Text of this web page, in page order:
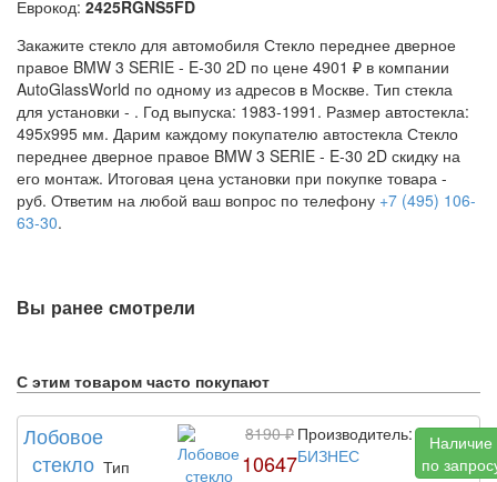
Еврокод: 2425RGNS5FD
Закажите стекло для автомобиля Стекло переднее дверное
правое BMW 3 SERIE - E-30 2D по цене 4901 ₽ в компании
AutoGlassWorld по одному из адресов в Москве. Тип стекла
для установки - . Год выпуска: 1983-1991. Размер автостекла:
495x995 мм. Дарим каждому покупателю автостекла Стекло
переднее дверное правое BMW 3 SERIE - E-30 2D скидку на
его монтаж. Итоговая цена установки при покупке товара -
руб. Ответим на любой ваш вопрос по телефону +7 (495) 106-
63-30.
Вы ранее смотрели
С этим товаром часто покупают
Лобовое
стекло Тип
8190 ₽
10647
Производитель:
БИЗНЕС
Наличие
по